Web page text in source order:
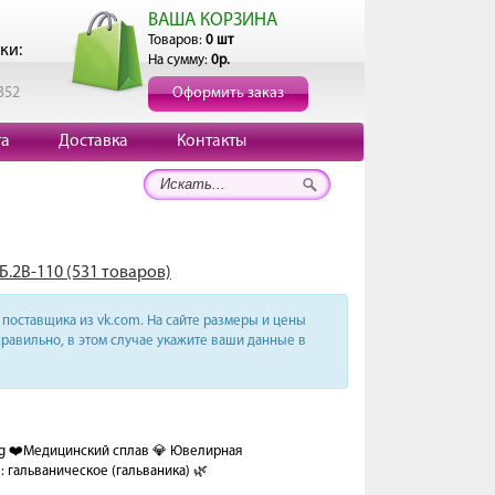
ВАША КОРЗИНА
Товаров: 0 шт
На сумму: 0р.
Оформить заказ
Доставка Контакты
110 (531 товаров)
из vk.com. На сайте размеры и цены
в этом случае укажите ваши данные в
❤️Медицинский сплав 💎 Ювелирная
(гальваника) 🌿